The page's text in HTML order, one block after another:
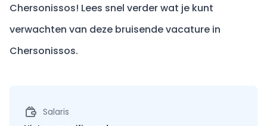
Chersonissos! Lees snel verder wat je kunt
verwachten van deze bruisende vacature in
Chersonissos.
Salaris